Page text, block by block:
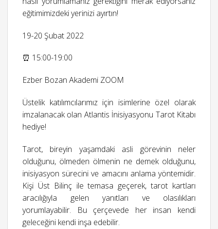
eğitimimizdeki yerinizi ayırtın!
19-20 Şubat 2022
⏰ 15:00-19:00
Ezber Bozan Akademi ZOOM
Üstelik katılımcılarımız için isimlerine özel olarak
imzalanacak olan Atlantis İnisiyasyonu Tarot Kitabı
hediye!
Tarot, bireyin yaşamdaki asli görevinin neler
olduğunu, ölmeden ölmenin ne demek olduğunu,
inisiyasyon sürecini ve amacını anlama yöntemidir.
Kişi Üst Bilinç ile temasa geçerek, tarot kartları
aracılığıyla gelen yanıtları ve olasılıkları
yorumlayabilir. Bu çerçevede her insan kendi
geleceğini kendi inşa edebilir.